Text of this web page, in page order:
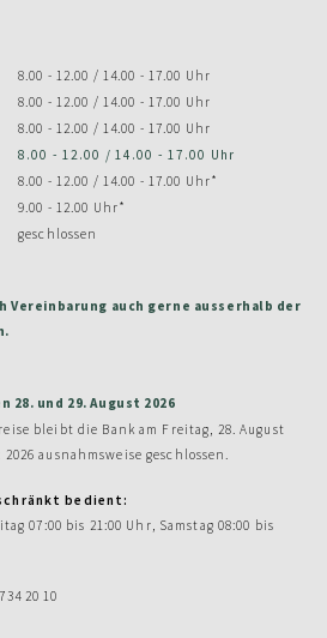
8.00 - 12.00 / 14.00 - 17.00 Uhr
8.00 - 12.00 / 14.00 - 17.00 Uhr
8.00 - 12.00 / 14.00 - 17.00 Uhr
8.00 - 12.00 / 14.00 - 17.00 Uhr
8.00 - 12.00 / 14.00 - 17.00 Uhr*
9.00 - 12.00 Uhr*
geschlossen
Vereinbarung auch gerne ausserhalb der
und 29. August 2026
bleibt die Bank am Freitag, 28. August
ausnahmsweise geschlossen.
bedient:
07:00 bis 21:00 Uhr, Samstag 08:00 bis
20 10